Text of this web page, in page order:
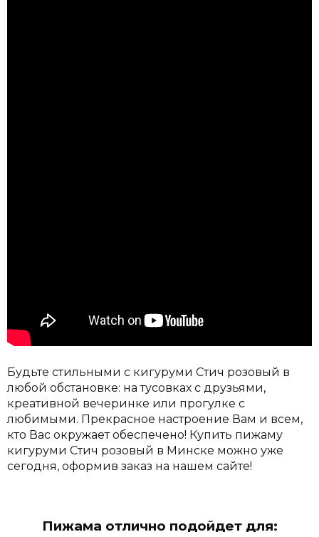
Будьте стильными с кигуруми Стич розовый в
любой обстановке: на тусовках с друзьями,
креативной вечеринке или прогулке с
любимыми. Прекрасное настроение Вам и всем,
кто Вас окружает обеспечено! Купить пижаму
кигуруми Стич розовый в Минске можно уже
сегодня, оформив заказ на нашем сайте!
Пижама отлично подойдет для: